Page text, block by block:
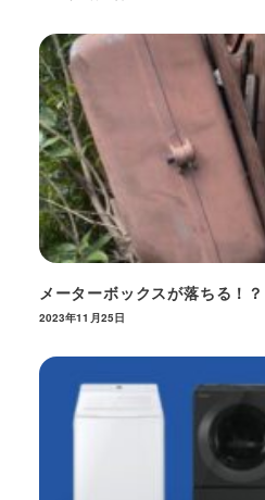
メーターボックスが落ちる！？
2023年11月25日